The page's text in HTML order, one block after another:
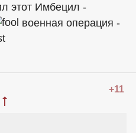
этот Имбецил -
военная операция -
+11